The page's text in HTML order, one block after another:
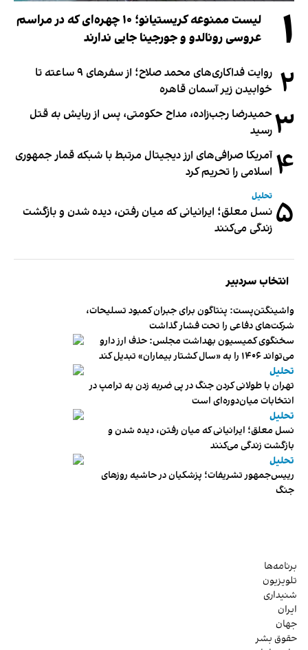
۱
لیست ممنوعه کریستیانو؛ ۱۰ چهره‌ای که در مراسم
عروسی رونالدو و جورجینا جایی ندارند
۲
روایت فداکاری‌های محمد صلاح؛ از سفرهای ۹ ساعته تا
خوابیدن زیر آسمان قاهره
۳ حمیدرضا رجب‌زاده، مداح حکومتی، پس از ربایش به قتل
رسید
۴ آمریکا صرافی‌های ارز دیجیتال مرتبط با شبکه قمار جمهوری
اسلامی را تحریم کرد
۵ تحلیل
نسل معلق؛ ایرانیانی که میان رفتن، دیده شدن و بازگشت
زندگی می‌کنند
انتخاب سردبیر
واشینگتن‌پست: پنتاگون برای جبران کمبود تسلیحات،
شرکت‌های دفاعی را تحت فشار گذاشت
سخنگوی کمیسیون بهداشت مجلس: حذف ارز دارو
می‌تواند ۱۴۰۶ را به «سال کشتار بیماران» تبدیل کند
تحلیل
تهران با طولانی کردن جنگ در پی ضربه زدن به ترامپ در
انتخابات میان‌دوره‌ای است
تحلیل
نسل معلق؛ ایرانیانی که میان رفتن، دیده شدن و
بازگشت زندگی می‌کنند
تحلیل
رییس‌جمهور تشریفات؛ پزشکیان در حاشیه روزهای
جنگ
برنامه‌ها
تلویزیون
شنیداری
ایران
جهان
حقوق بشر